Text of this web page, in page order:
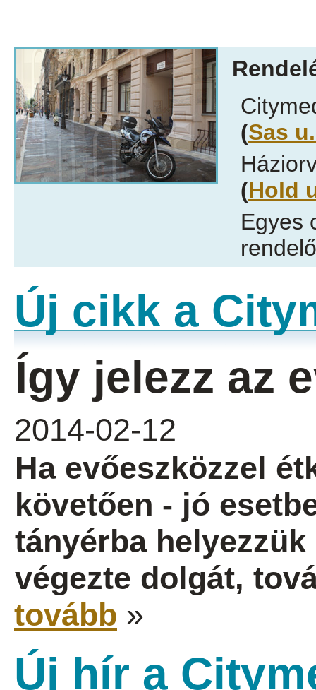
(Sas
(Hold
Egyes
Új cikk a
Így jelezz az
2014-02-12
Ha evőeszközzel
követően - jó
tányérba
végezte dolgát,
tovább »
Új hír a